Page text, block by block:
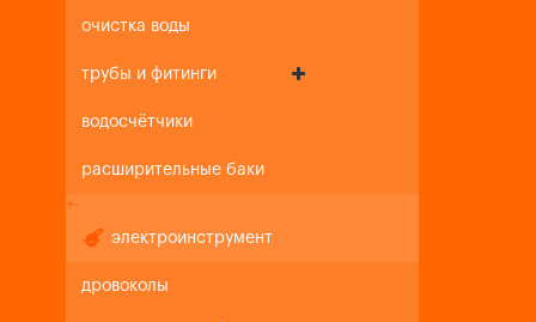
очистка воды
трубы и фитинги
водосчётчики
расширительные баки
+-
электроинструмент
дровоколы